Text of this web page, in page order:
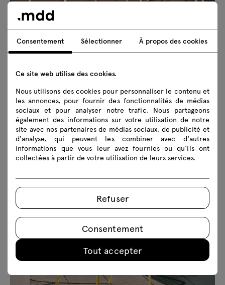
Consentement Sélectionner À propos des cookies
Ce site web utilise des cookies.
Nous utilisons des cookies pour personnaliser le contenu et
les annonces, pour fournir des fonctionnalités de médias
sociaux et pour analyser notre trafic. Nous partageons
également des informations sur votre utilisation de notre
site avec nos partenaires de médias sociaux, de publicité et
d'analyse, qui peuvent les combiner avec d'autres
informations que vous leur avez fournies ou qu'ils ont
collectées à partir de votre utilisation de leurs services.
Refuser
Consentement
Tout accepter